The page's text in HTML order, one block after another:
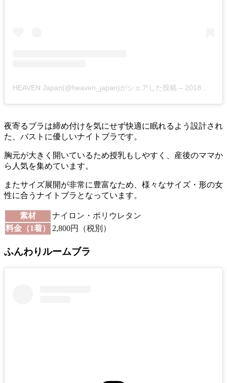
HEAVEN Japan(@heaven_japan)がシェアした投稿 – 2018年 6月月7日午前1時53分PDT
夜寄るブラは締め付けを気にせず快適に眠れるよう設計され
た、バストに優しいナイトブラです。
胸元が大きく開いているため授乳もしやすく、産後のママか
ら人気を集めています。
またサイズ展開が非常に豊富なため、様々なサイズ・形の女
性に合うナイトブラとなっています。
素材
ナイロン・ポリウレタン
料金（1着）
2,800円（税別）
ふんわりルームブラ